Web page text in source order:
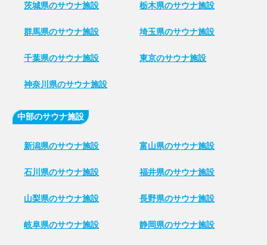
茨城県のサウナ施設 栃木県のサウナ施設
群馬県のサウナ施設 埼玉県のサウナ施設
千葉県のサウナ施設 東京のサウナ施設
神奈川県のサウナ施設
中部のサウナ施設
新潟県のサウナ施設 富山県のサウナ施設
石川県のサウナ施設 福井県のサウナ施設
山梨県のサウナ施設 長野県のサウナ施設
岐阜県のサウナ施設 静岡県のサウナ施設